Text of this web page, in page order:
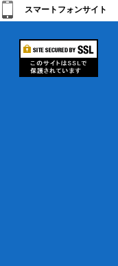
スマートフォンサイト